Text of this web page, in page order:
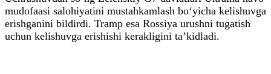
mudofaasi salohiyatini mustahkamlash bo‘yicha kelishuvga
erishganini bildirdi. Tramp esa Rossiya urushni tugatish
uchun kelishuvga erishishi kerakligini ta’kidladi.